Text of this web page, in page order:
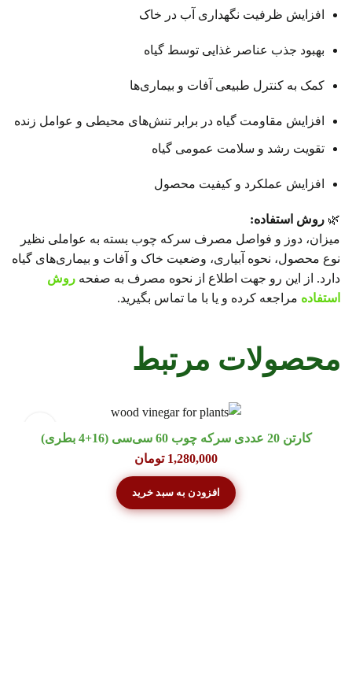
افزایش ظرفیت نگهداری آب در خاک
بهبود جذب عناصر غذایی توسط گیاه
کمک به کنترل طبیعی آفات و بیماری‌ها
افزایش مقاومت گیاه در برابر تنش‌های محیطی و عوامل زنده
تقویت رشد و سلامت عمومی گیاه
افزایش عملکرد و کیفیت محصول
🌿 روش استفاده:
میزان، دوز و فواصل مصرف سرکه چوب بسته به عواملی نظیر
نوع محصول، نحوه آبیاری، وضعیت خاک و آفات و بیماری‌های گیاه
دارد. از این رو جهت اطلاع از نحوه مصرف به صفحه روش
استفاده مراجعه کرده و یا با ما تماس بگیرید.
محصولات مرتبط
کارتن 20 عددی سرکه چوب 60 سی‌سی (16+4 بطری)
1,280,000 تومان
افزودن به سبد خرید